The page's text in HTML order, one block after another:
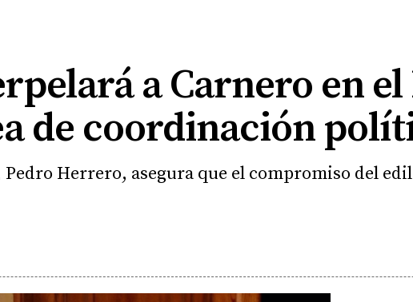
a Carnero en
de coordinación
Herrero, asegura que el compromiso del